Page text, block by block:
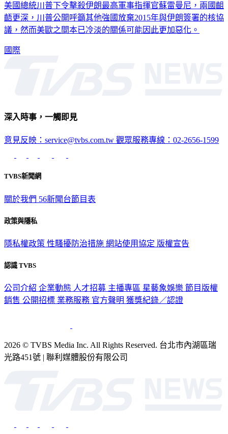
美國總統川普下令擊殺伊朗最高軍事指揮官蘇雷曼尼，兩國齟
齬更深，川普公開呼籲其他強國放棄2015年與伊朗簽署的核協
議，然而美歐之間本已冷淡的關係可能因此更加惡化。
國際
深入時事，一觸即見
意見反映：service@tvbs.com.tw 觀眾服務專線：02-2656-1599
TVBS新聞網
關於我們 56新聞台節目表
政策與隱私
隱私權政策 性騷擾防治措施 網站使用協定 版權宣告
認識 TVBS
公司介紹 企業動態 人才招募 主播專區 星藝象娛樂 節目版權
銷售 公開招標 業務服務 官方聲明 獲獎紀錄／認證
2026 © TVBS Media Inc. All Rights Reserved. 台北市內湖區瑞
光路451號 | 聯利媒體股份有限公司